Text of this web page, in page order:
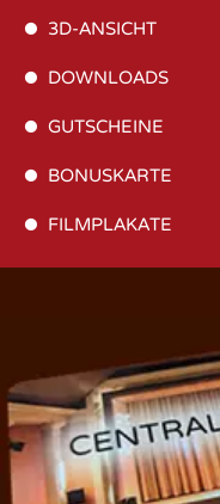
3D-ANSICHT
DOWNLOADS
GUTSCHEINE
BONUSKARTE
FILMPLAKATE